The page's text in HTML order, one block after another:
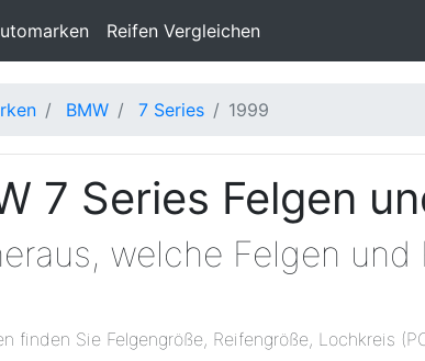
Reifen Vergleichen
BMW 7 Series 1999
7 Series Felgen
welche Felgen
finden Sie Felgengröße, Reifengröße, Lochkreis